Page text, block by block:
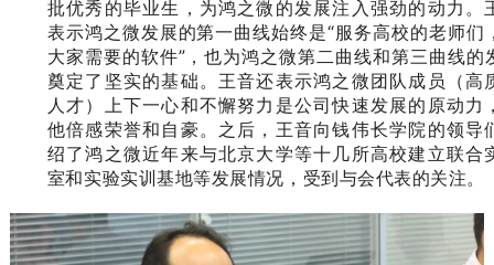
批优秀的毕业生，为鸿之微的发展注入强劲的动力。
表示鸿之微发展的第一曲线始终是“服务高校的老师们
大家需要的软件”，也为鸿之微第二曲线和第三曲线的
奠定了坚实的基础。王音还表示鸿之微团队成员（高
人才）上下一心和不懈努力是公司快速发展的原动力
他倍感荣誉和自豪。之后，王音向钱伟长学院的领导
绍了鸿之微近年来与北京大学等十几所高校建立联合
室和实验实训基地等发展情况，受到与会代表的关注。